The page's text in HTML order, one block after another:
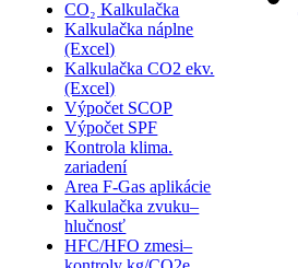
CO₂ Kalkulačka
Kalkulačka náplne
(Excel)
Kalkulačka CO2 ekv.
(Excel)
Výpočet SCOP
Výpočet SPF
Kontrola klima.
zariadení
Area F-Gas aplikácie
Kalkulačka zvuku–
hlučnosť
HFC/HFO zmesi–